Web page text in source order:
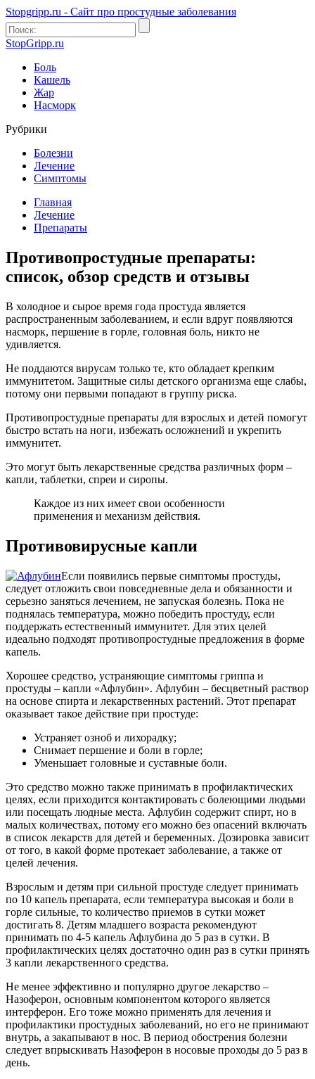
Stopgripp.ru - Cайт про простудные заболевания
StopGripp.ru
Боль
Кашель
Жар
Насморк
Рубрики
Болезни
Лечение
Симптомы
Главная
Лечение
Препараты
Противопростудные препараты:
список, обзор средств и отзывы
В холодное и сырое время года простуда является
распространенным заболеванием, и если вдруг появляются
насморк, першение в горле, головная боль, никто не
удивляется.
Не поддаются вирусам только те, кто обладает крепким
иммунитетом. Защитные силы детского организма еще слабы,
потому они первыми попадают в группу риска.
Противопростудные препараты для взрослых и детей помогут
быстро встать на ноги, избежать осложнений и укрепить
иммунитет.
Это могут быть лекарственные средства различных форм –
капли, таблетки, спреи и сиропы.
Каждое из них имеет свои особенности
применения и механизм действия.
Противовирусные капли
Если появились первые симптомы простуды,
следует отложить свои повседневные дела и обязанности и
серьезно заняться лечением, не запуская болезнь. Пока не
поднялась температура, можно победить простуду, если
поддержать естественный иммунитет. Для этих целей
идеально подходят противопростудные предложения в форме
капель.
Хорошее средство, устраняющие симптомы гриппа и
простуды – капли «Афлубин». Афлубин – бесцветный раствор
на основе спирта и лекарственных растений. Этот препарат
оказывает такое действие при простуде:
Устраняет озноб и лихорадку;
Снимает першение и боли в горле;
Уменьшает головные и суставные боли.
Это средство можно также принимать в профилактических
целях, если приходится контактировать с болеющими людьми
или посещать людные места. Афлубин содержит спирт, но в
малых количествах, потому его можно без опасений включать
в список лекарств для детей и беременных. Дозировка зависит
от того, в какой форме протекает заболевание, а также от
целей лечения.
Взрослым и детям при сильной простуде следует принимать
по 10 капель препарата, если температура высокая и боли в
горле сильные, то количество приемов в сутки может
достигать 8. Детям младшего возраста рекомендуют
принимать по 4-5 капель Афлубина до 5 раз в сутки. В
профилактических целях достаточно один раз в сутки принять
3 капли лекарственного средства.
Не менее эффективно и популярно другое лекарство –
Назоферон, основным компонентом которого является
интерферон. Его тоже можно применять для лечения и
профилактики простудных заболеваний, но его не принимают
внутрь, а закапывают в нос. В период обострения болезни
следует впрыскивать Назоферон в носовые проходы до 5 раз в
день.